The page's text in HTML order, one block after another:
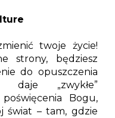
twoje życie!
strony, będziesz
do opuszczenia
„zwykłe”
Bogu,
świat – tam, gdzie